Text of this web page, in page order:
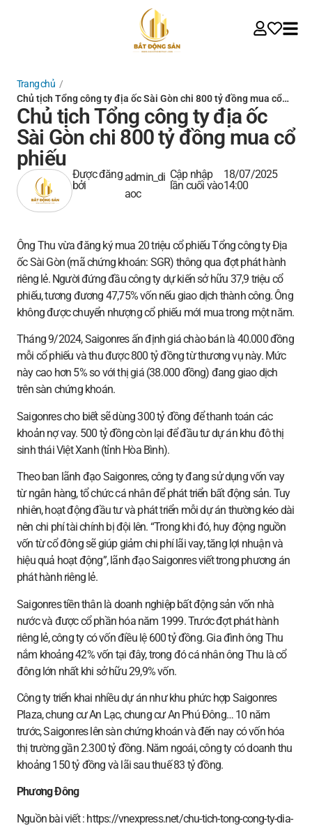
Trang chủ /
Chủ tịch Tổng công ty địa ốc Sài Gòn chi 800 tỷ đồng mua cổ…
Chủ tịch Tổng công ty địa ốc
Sài Gòn chi 800 tỷ đồng mua cổ
phiếu
Được đăng
bởi
admin_di
aoc
Cập nhập
lần cuối vào
18/07/2025
14:00
Ông Thu vừa đăng ký mua 20 triệu cổ phiếu Tổng công ty Địa
ốc Sài Gòn (mã chứng khoán: SGR) thông qua đợt phát hành
riêng lẻ. Người đứng đầu công ty dự kiến sở hữu 37,9 triệu cổ
phiếu, tương đương 47,75% vốn nếu giao dịch thành công. Ông
không được chuyển nhượng cổ phiếu mới mua trong một năm.
Tháng 9/2024, Saigonres ấn định giá chào bán là 40.000 đồng
mỗi cổ phiếu và thu được 800 tỷ đồng từ thương vụ này. Mức
này cao hơn 5% so với thị giá (38.000 đồng) đang giao dịch
trên sàn chứng khoán.
Saigonres cho biết sẽ dùng 300 tỷ đồng để thanh toán các
khoản nợ vay. 500 tỷ đồng còn lại để đầu tư dự án khu đô thị
sinh thái Việt Xanh (tỉnh Hòa Bình).
Theo ban lãnh đạo Saigonres, công ty đang sử dụng vốn vay
từ ngân hàng, tổ chức cá nhân để phát triển bất động sản. Tuy
nhiên, hoạt động đầu tư và phát triển mỗi dự án thường kéo dài
nên chi phí tài chính bị đội lên. “Trong khi đó, huy động nguồn
vốn từ cổ đông sẽ giúp giảm chi phí lãi vay, tăng lợi nhuận và
hiệu quả hoạt động”, lãnh đạo Saigonres viết trong phương án
phát hành riêng lẻ.
Saigonres tiền thân là doanh nghiệp bất động sản vốn nhà
nước và được cổ phần hóa năm 1999. Trước đợt phát hành
riêng lẻ, công ty có vốn điều lệ 600 tỷ đồng. Gia đình ông Thu
nắm khoảng 42% vốn tại đây, trong đó cá nhân ông Thu là cổ
đông lớn nhất khi sở hữu 29,9% vốn.
Công ty triển khai nhiều dự án như khu phức hợp Saigonres
Plaza, chung cư An Lạc, chung cư An Phú Đông… 10 năm
trước, Saigonres lên sàn chứng khoán và đến nay có vốn hóa
thị trường gần 2.300 tỷ đồng. Năm ngoái, công ty có doanh thu
khoảng 150 tỷ đồng và lãi sau thuế 83 tỷ đồng.
Phương Đông
Nguồn bài viết : https://vnexpress.net/chu-tich-tong-cong-ty-dia-